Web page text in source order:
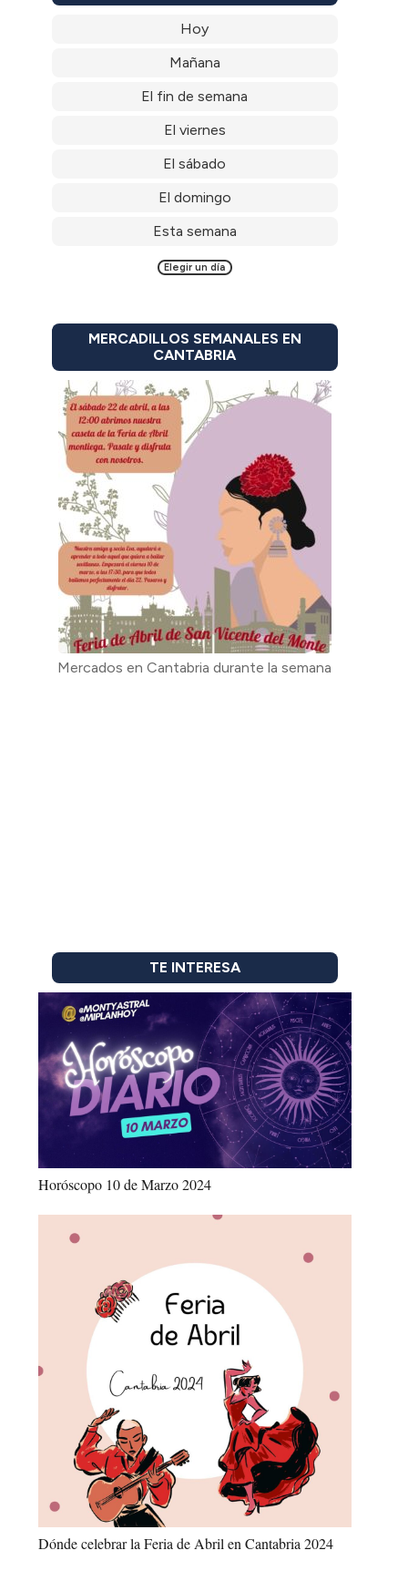
Hoy
Mañana
El fin de semana
El viernes
El sábado
El domingo
Esta semana
Elegir un día
MERCADILLOS SEMANALES EN
CANTABRIA
Mercados en Cantabria durante la semana
TE INTERESA
Horóscopo 10 de Marzo 2024
Dónde celebrar la Feria de Abril en Cantabria 2024